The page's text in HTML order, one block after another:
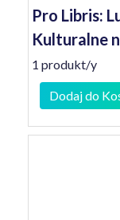
Pro Libris:
Kulturalne
1 produkt/y
Dodaj do